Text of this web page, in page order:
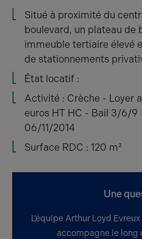
Situé à proximité du
boulevard, un plateau de
immeuble tertiaire élevé
de stationnements
État locatif :
Activité : Crèche - Loyer
euros HT HC - Bail 3/6/9
06/11/2014
Surface RDC : 120 m²
Une
L’équipe Arthur Loyd
accompagne le long